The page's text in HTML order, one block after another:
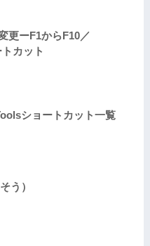
更ーF1からF10／
カット
ショートカット一覧
う）